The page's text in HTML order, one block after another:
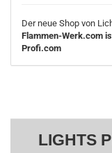
Der neue Shop von
Flammen-Werk.com
Profi.com
LIGHTS